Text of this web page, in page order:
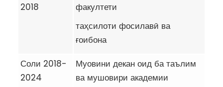
2018
факултети
таҳсилоти фосилавӣ ва
ғоибона
Соли 2018-
2024
Муовини декан оид ба таълим
ва мушовири академии